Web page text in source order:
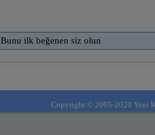
Bunu ilk beğenen siz olun
Copyright © 2005-2020 Yeni